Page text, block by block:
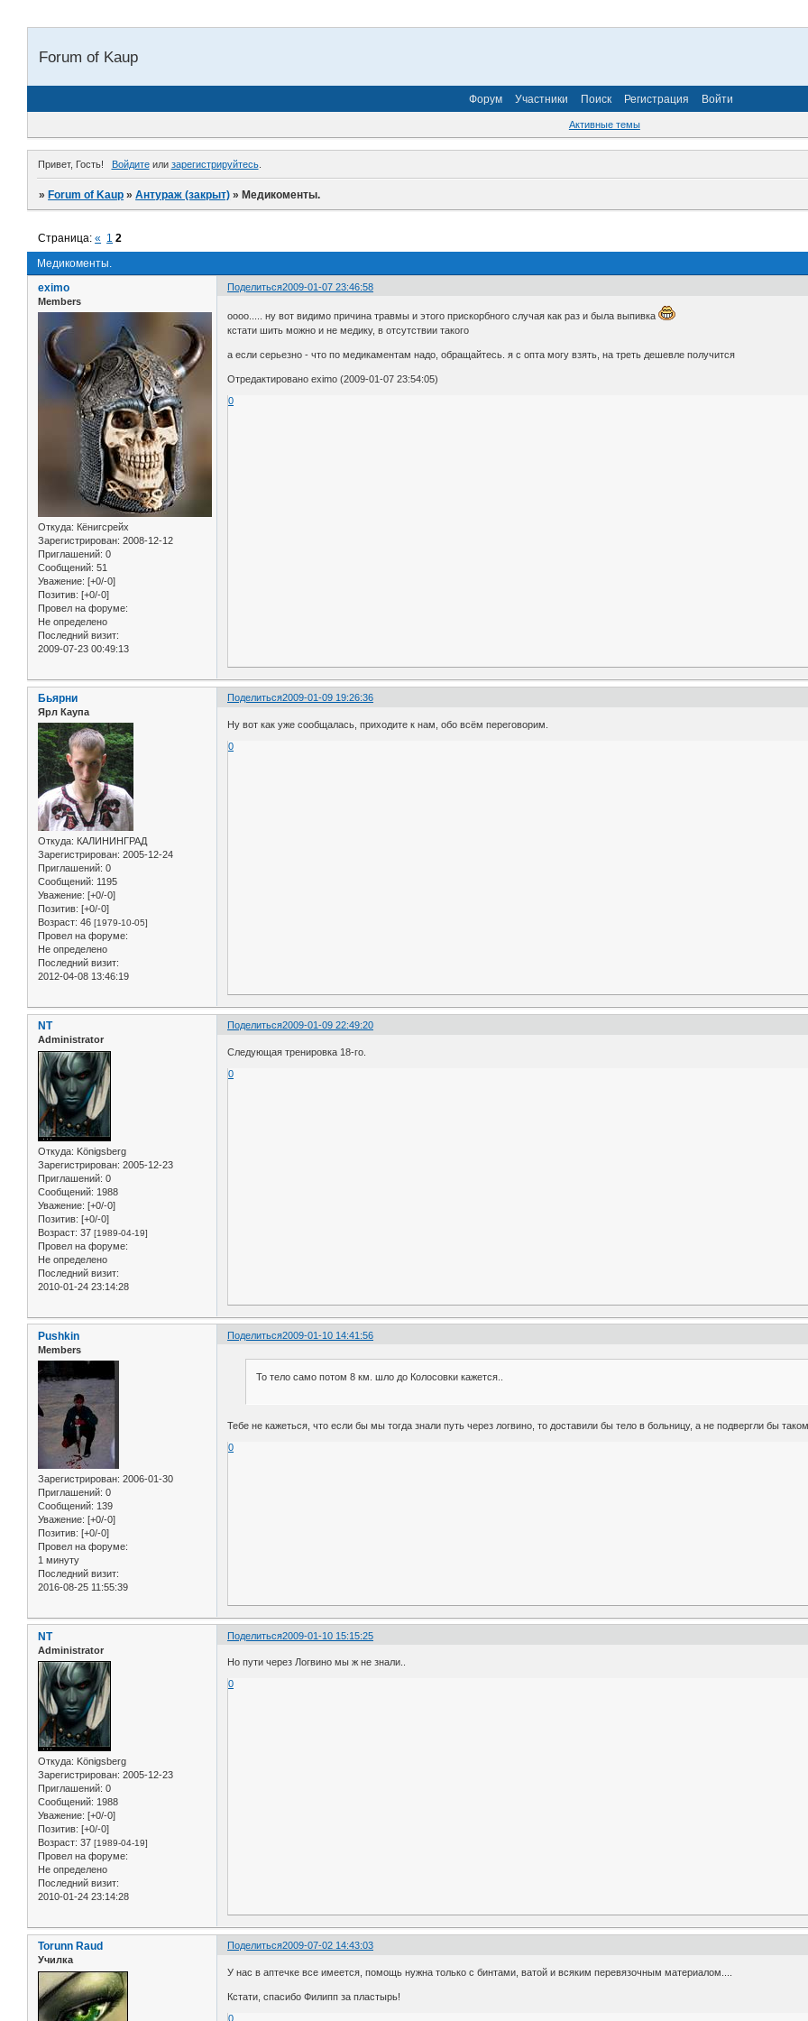
Forum of Kaup
Форум Участники Поиск Регистрация Войти
Активные темы
Привет, Гость! Войдитеили зарегистрируйтесь.
»Forum of Kaup »Антураж (закрыт) »Медикоменты.
Медикоменты.
Страница:« 1 2
Поделиться2009-01-07 23:46:58
eximo
Members
Откуда: Кёнигсрейх
Зарегистрирован: 2008-12-12
Приглашений: 0
Сообщений: 51
Уважение: [+0/-0]
Позитив: [+0/-0]
Провел на форуме:
Не определено
Последний визит:
2009-07-23 00:49:13
оооо..... ну вот видимо причина травмы и этого прискорбного случая как раз и была выпивка
кстати шить можно и не медику, в отсутствии такого
а если серьезно - что по медикаментам надо, обращайтесь. я с опта могу взять, на треть дешевле получится
Отредактировано eximo (2009-01-07 23:54:05)
0
Поделиться2009-01-09 19:26:36
Бьярни
Ярл Каупа
Откуда: КАЛИНИНГРАД
Зарегистрирован: 2005-12-24
Приглашений: 0
Сообщений: 1195
Уважение: [+0/-0]
Позитив: [+0/-0]
Возраст: 46 [1979-10-05]
Провел на форуме:
Не определено
Последний визит:
2012-04-08 13:46:19
Ну вот как уже сообщалась, приходите к нам, обо всём переговорим.
0
Поделиться2009-01-09 22:49:20
NT
Administrator
Откуда: Königsberg
Зарегистрирован: 2005-12-23
Приглашений: 0
Сообщений: 1988
Уважение: [+0/-0]
Позитив: [+0/-0]
Возраст: 37 [1989-04-19]
Провел на форуме:
Не определено
Последний визит:
2010-01-24 23:14:28
Следующая тренировка 18-го.
0
Поделиться2009-01-10 14:41:56
Pushkin
Members
Зарегистрирован: 2006-01-30
Приглашений: 0
Сообщений: 139
Уважение: [+0/-0]
Позитив: [+0/-0]
Провел на форуме:
1 минуту
Последний визит:
2016-08-25 11:55:39
То тело само потом 8 км. шло до Колосовки кажется..
Тебе не кажеться, что если бы мы тогда знали путь через логвино, то доставили бы тело в больницу, а не подвергли бы
0
Поделиться2009-01-10 15:15:25
NT
Administrator
Откуда: Königsberg
Зарегистрирован: 2005-12-23
Приглашений: 0
Сообщений: 1988
Уважение: [+0/-0]
Позитив: [+0/-0]
Возраст: 37 [1989-04-19]
Провел на форуме:
Не определено
Последний визит:
2010-01-24 23:14:28
Но пути через Логвино мы ж не знали..
0
Поделиться2009-07-02 14:43:03
Torunn Raud
Училка
У нас в аптечке все имеется, помощь нужна только с бинтами, ватой и всяким перевязочным материалом....
Кстати, спасибо Филипп за пластырь!
0